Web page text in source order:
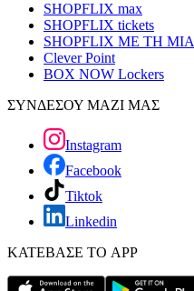
SHOPFLIX max
SHOPFLIX tickets
SHOPFLIX ΜΕ ΤΗ ΜΙΑ
Clever Point
BOX NOW Lockers
ΣΥΝΔΕΣΟΥ ΜΑΖΙ ΜΑΣ
Instagram
Facebook
Tiktok
Linkedin
ΚΑΤΕΒΑΣΕ ΤΟ APP